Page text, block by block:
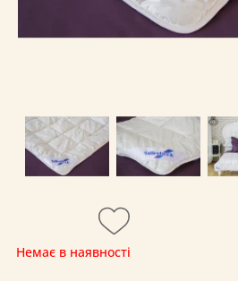
Немає в наявності